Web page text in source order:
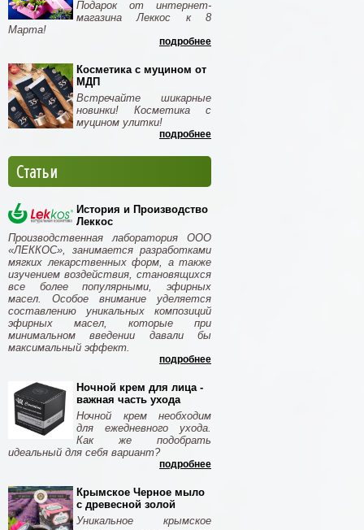
Подарок от интернет-
магазина Леккос к 8
Марта!
подробнее
Косметика с муцином от
МДП
Встречайте шикарные
новинки! Косметика с
муцином улитки!
подробнее
Статьи
История и Производство
Леккос
Производственная лаборатория ООО
«ЛЕККОС», занимается разработками
мягких лекарственных форм, а также
изучением воздействия, становящихся
все более популярными, эфирных
масел. Особое внимание уделяется
составлению уникальных композиций
эфирных масел, которые при
минимальном введении давали бы
максимальный эффект.
подробнее
Ночной крем для лица -
важная часть ухода
Ночной крем необходим
для ежедневного ухода.
Как же подобрать
идеальный для себя вариант?
подробнее
Крымское Черное мыло
с древесной золой
Уникальное крымское